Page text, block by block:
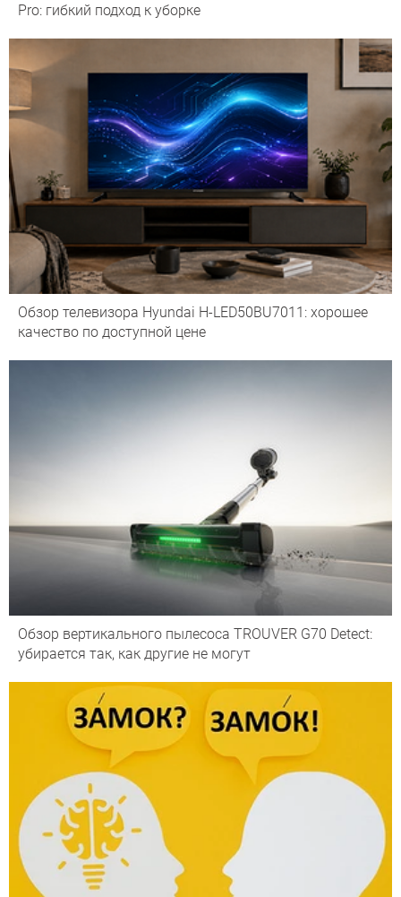
Pro: гибкий подход к уборке
Обзор телевизора Hyundai H-LED50BU7011: хорошее
качество по доступной цене
Обзор вертикального пылесоса TROUVER G70 Detect:
убирается так, как другие не могут